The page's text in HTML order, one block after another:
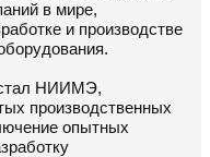
в мире,
и производстве
стал НИИМЭ,
производственных
опытных